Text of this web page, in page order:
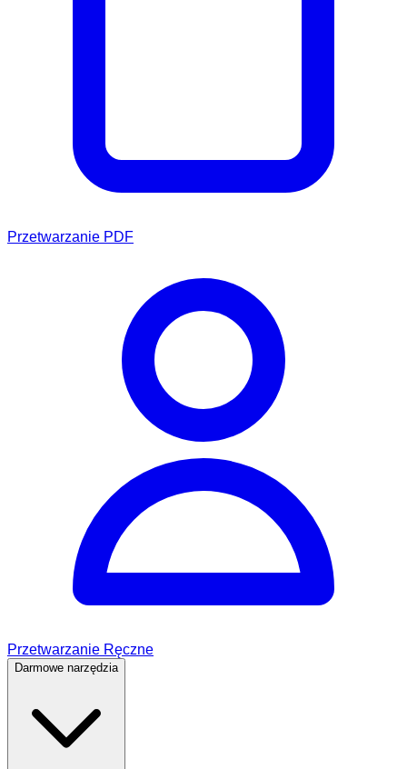
Przetwarzanie PDF
Przetwarzanie Ręczne
Darmowe narzędzia